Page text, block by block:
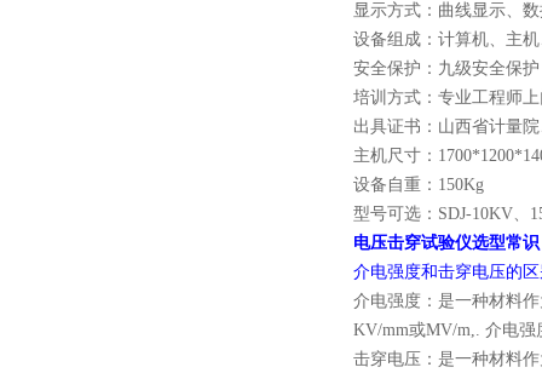
显示方式：曲线显示、
设备组成：计算机、主
安全保护：九级安全保护
培训方式：专业工程师
出具证书：山西省计量
主机尺寸：
设备自重：150Kg
型号可选：SDJ-10KV、
电压击穿试验仪选型常
介电强度和击穿电压的
介电强度：是一种材料
KV/mm或MV/m,. 介电
击穿电压：是一种材料